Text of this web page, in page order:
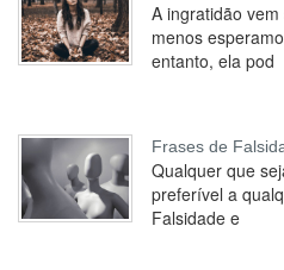
A ingratidão
menos
entanto, ela pod
Frases de
Qualquer que
preferível a
Falsidade e